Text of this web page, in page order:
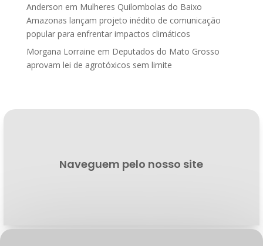
Anderson em Mulheres Quilombolas do Baixo
Amazonas lançam projeto inédito de comunicação
popular para enfrentar impactos climáticos
Morgana Lorraine em Deputados do Mato Grosso
aprovam lei de agrotóxicos sem limite
Naveguem pelo nosso site